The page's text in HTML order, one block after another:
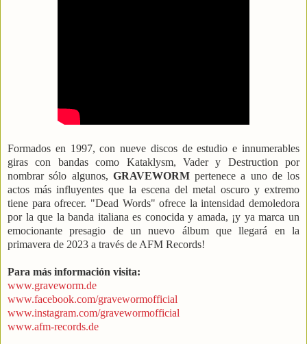
Formados en 1997, con nueve discos de estudio e innumerables
giras con bandas como Kataklysm, Vader y Destruction por
nombrar sólo algunos, GRAVEWORM pertenece a uno de los
actos más influyentes que la escena del metal oscuro y extremo
tiene para ofrecer. "Dead Words" ofrece la intensidad demoledora
por la que la banda italiana es conocida y amada, ¡y ya marca un
emocionante presagio de un nuevo álbum que llegará en la
primavera de 2023 a través de AFM Records!
Para más información visita:
www.graveworm.de
www.facebook.com/gravewormofficial
www.instagram.com/gravewormofficial
www.afm-records.de